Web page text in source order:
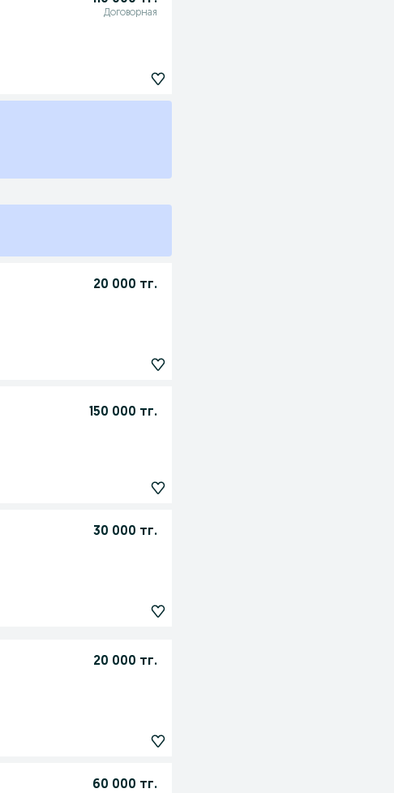
Договорная
20 000 тг.
150 000 тг.
30 000 тг.
20 000 тг.
60 000 тг.